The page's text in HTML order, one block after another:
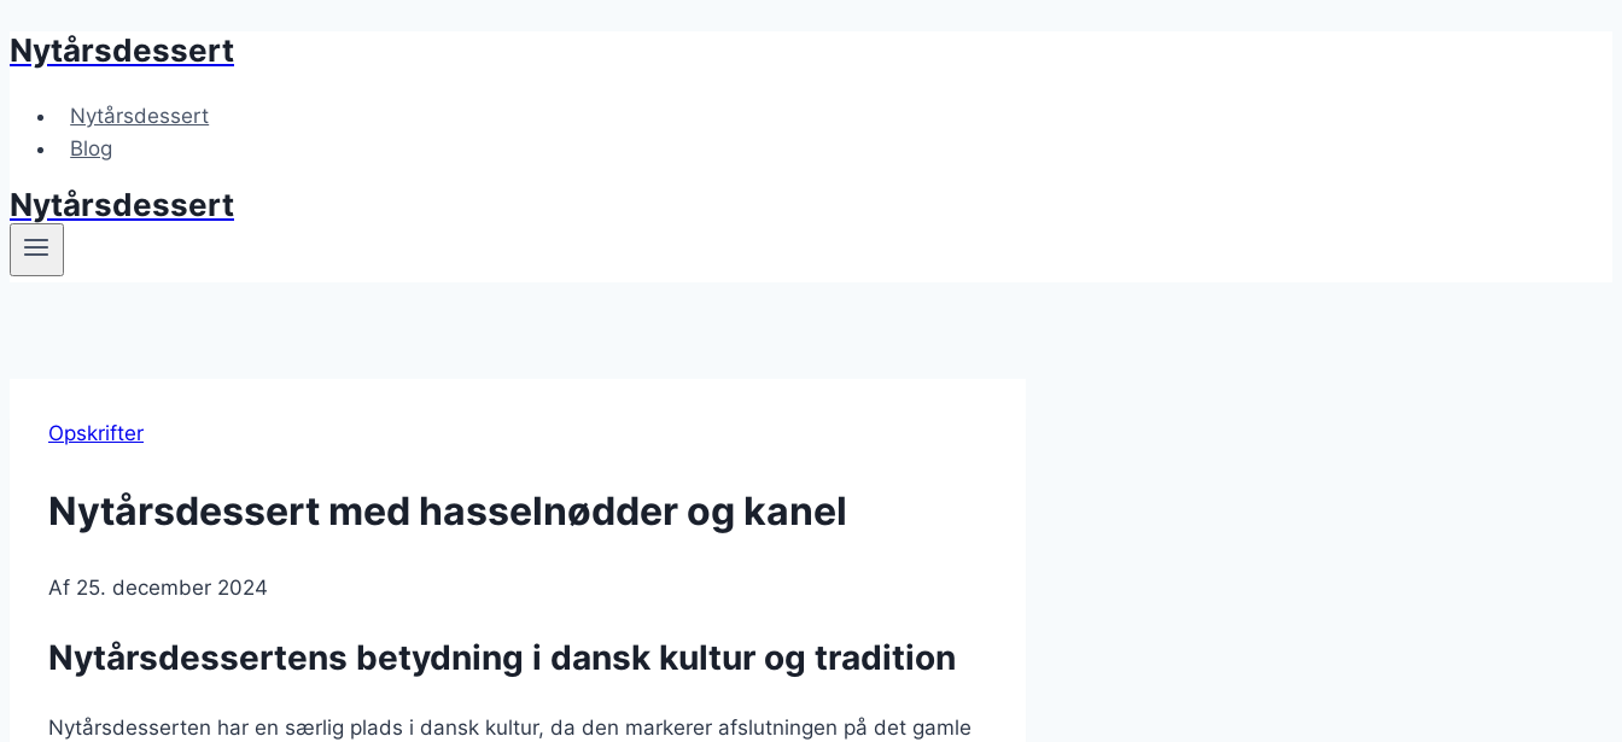
Fortsæt
indhold
Nytårsdessert
Nytårsdessert
Blog
Nytårsdessert
Opskrifter
Nytårsdessert med hasselnødder og kanel
Af 25. december 2024
Nytårsdessertens betydning i dansk kultur og tradition
Nytårsdesserten har en særlig plads i dansk kultur, da den markerer afslutningen på det gamle